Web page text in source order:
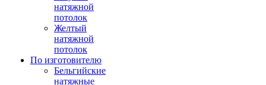
натяжной
потолок
Желтый
натяжной
потолок
По изготовителю
Бельгийские
натяжные